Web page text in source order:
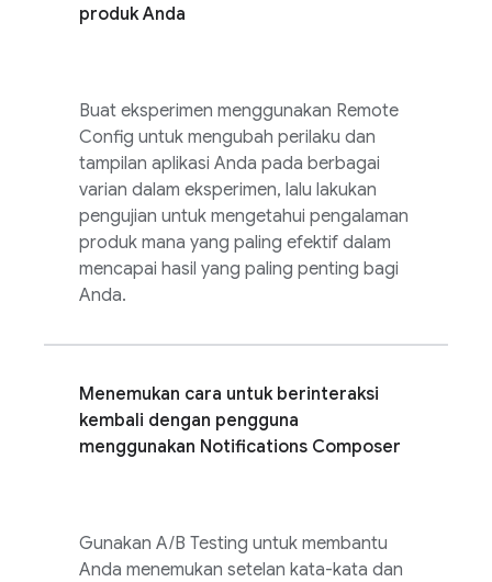
produk Anda
Buat eksperimen menggunakan Remote
Config untuk mengubah perilaku dan
tampilan aplikasi Anda pada berbagai
varian dalam eksperimen, lalu lakukan
pengujian untuk mengetahui pengalaman
produk mana yang paling efektif dalam
mencapai hasil yang paling penting bagi
Anda.
Menemukan cara untuk berinteraksi
kembali dengan pengguna
menggunakan Notifications Composer
Gunakan A/B Testing untuk membantu
Anda menemukan setelan kata-kata dan